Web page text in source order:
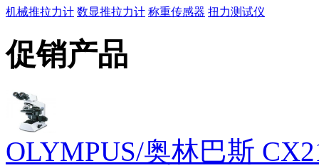
机械推拉力计 数显推拉力计 称重传感器 扭力测试仪
促销产品
OLYMPUS/奥林巴斯